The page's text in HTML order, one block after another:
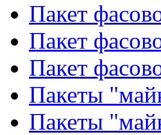
Пакет
Пакет
Пакет
Пакеты
Пакеты